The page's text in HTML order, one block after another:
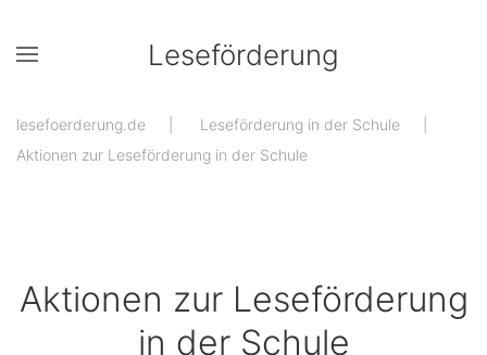
Zum Hauptinhalt springen
Leseförderung
lesefoerderung.de
Leseförderung in der Schule
Aktionen zur Leseförderung in der Schule
Aktionen zur Leseförderung
in der Schule